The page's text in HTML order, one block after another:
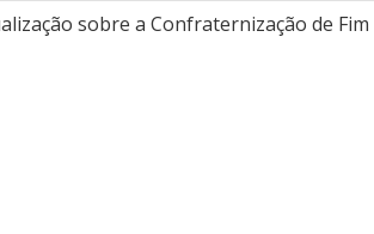
sobre a Confraternização de Fim